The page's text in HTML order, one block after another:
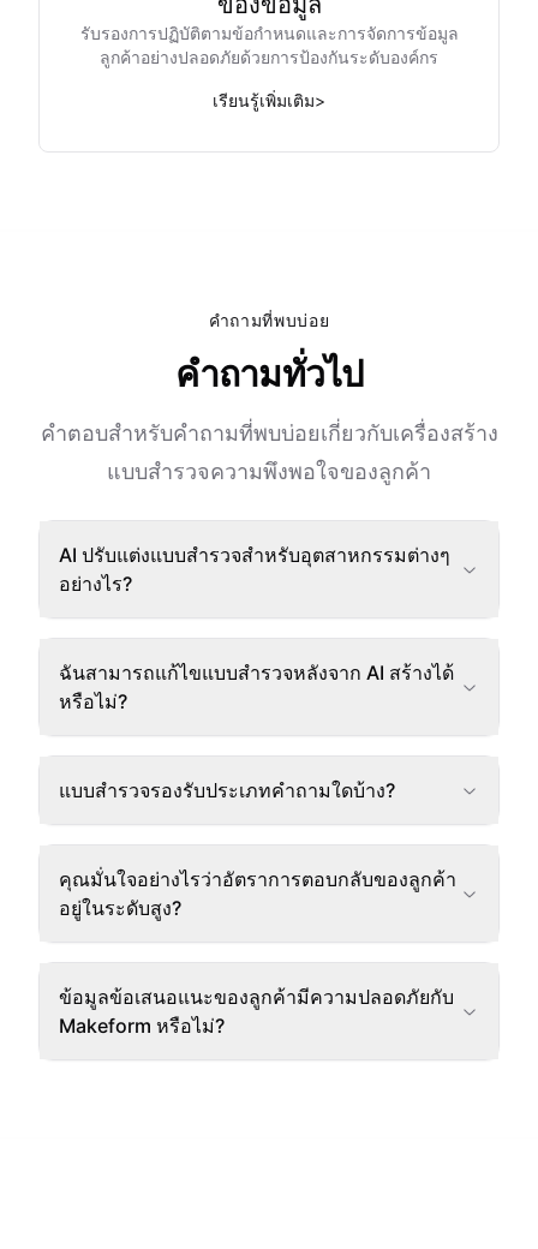
รับรองการปฏิบัติตามข้อกำหนดและการจัดการข้อมูล
ลูกค้าอย่างปลอดภัยด้วยการป้องกันระดับองค์กร
เรียนรู้เพิ่มเติม>
คำถามที่พบบ่อย
คำถามทั่วไป
คำตอบสำหรับคำถามที่พบบ่อยเกี่ยวกับเครื่องสร้าง
แบบสำรวจความพึงพอใจของลูกค้า
AI ปรับแต่งแบบสำรวจสำหรับอุตสาหกรรมต่างๆ
อย่างไร?
ฉันสามารถแก้ไขแบบสำรวจหลังจาก AI สร้างได้
หรือไม่?
แบบสำรวจรองรับประเภทคำถามใดบ้าง?
คุณมั่นใจอย่างไรว่าอัตราการตอบกลับของลูกค้า
อยู่ในระดับสูง?
ข้อมูลข้อเสนอแนะของลูกค้ามีความปลอดภัยกับ
Makeform หรือไม่?